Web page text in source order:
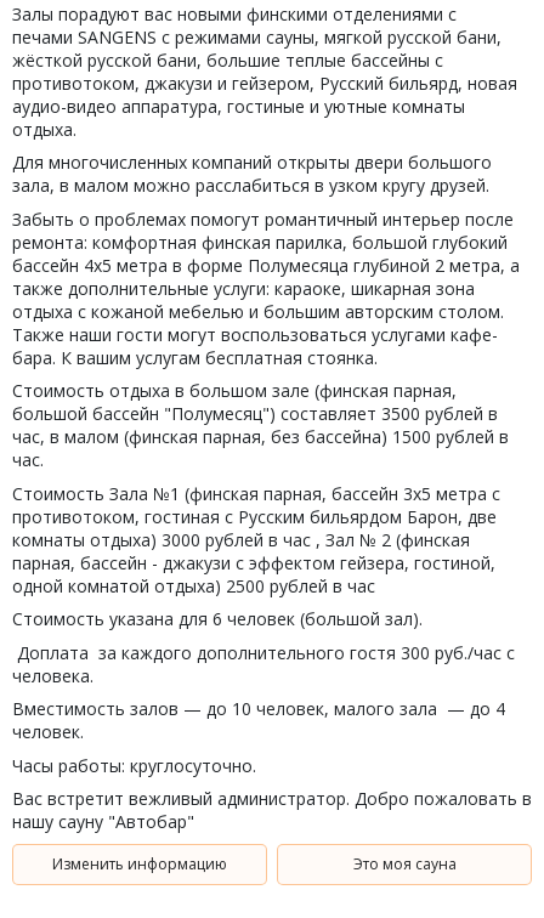
Залы порадуют вас новыми финскими отделениями с
печами SANGENS с режимами сауны, мягкой русской бани,
жёсткой русской бани, большие теплые бассейны с
противотоком, джакузи и гейзером, Русский бильярд, новая
аудио-видео аппаратура, гостиные и уютные комнаты
отдыха.
Для многочисленных компаний открыты двери большого
зала, в малом можно расслабиться в узком кругу друзей.
Забыть о проблемах помогут романтичный интерьер после
ремонта: комфортная финская парилка, большой глубокий
бассейн 4х5 метра в форме Полумесяца глубиной 2 метра, а
также дополнительные услуги: караоке, шикарная зона
отдыха с кожаной мебелью и большим авторским столом.
Также наши гости могут воспользоваться услугами кафе-
бара. К вашим услугам бесплатная стоянка.
Стоимость отдыха в большом зале (финская парная,
большой бассейн "Полумесяц") составляет 3500 рублей в
час, в малом (финская парная, без бассейна) 1500 рублей в
час.
Стоимость Зала №1 (финская парная, бассейн 3x5 метра с
противотоком, гостиная с Русским бильярдом Барон, две
комнаты отдыха) 3000 рублей в час , Зал № 2 (финская
парная, бассейн - джакузи с эффектом гейзера, гостиной,
одной комнатой отдыха) 2500 рублей в час
Стоимость указана для 6 человек (большой зал).
Доплата за каждого дополнительного гостя 300 руб./час с
человека.
Вместимость залов — до 10 человек, малого зала — до 4
человек.
Часы работы: круглосуточно.
Вас встретит вежливый администратор. Добро пожаловать в
нашу сауну "Автобар"
Изменить информацию Это моя сауна